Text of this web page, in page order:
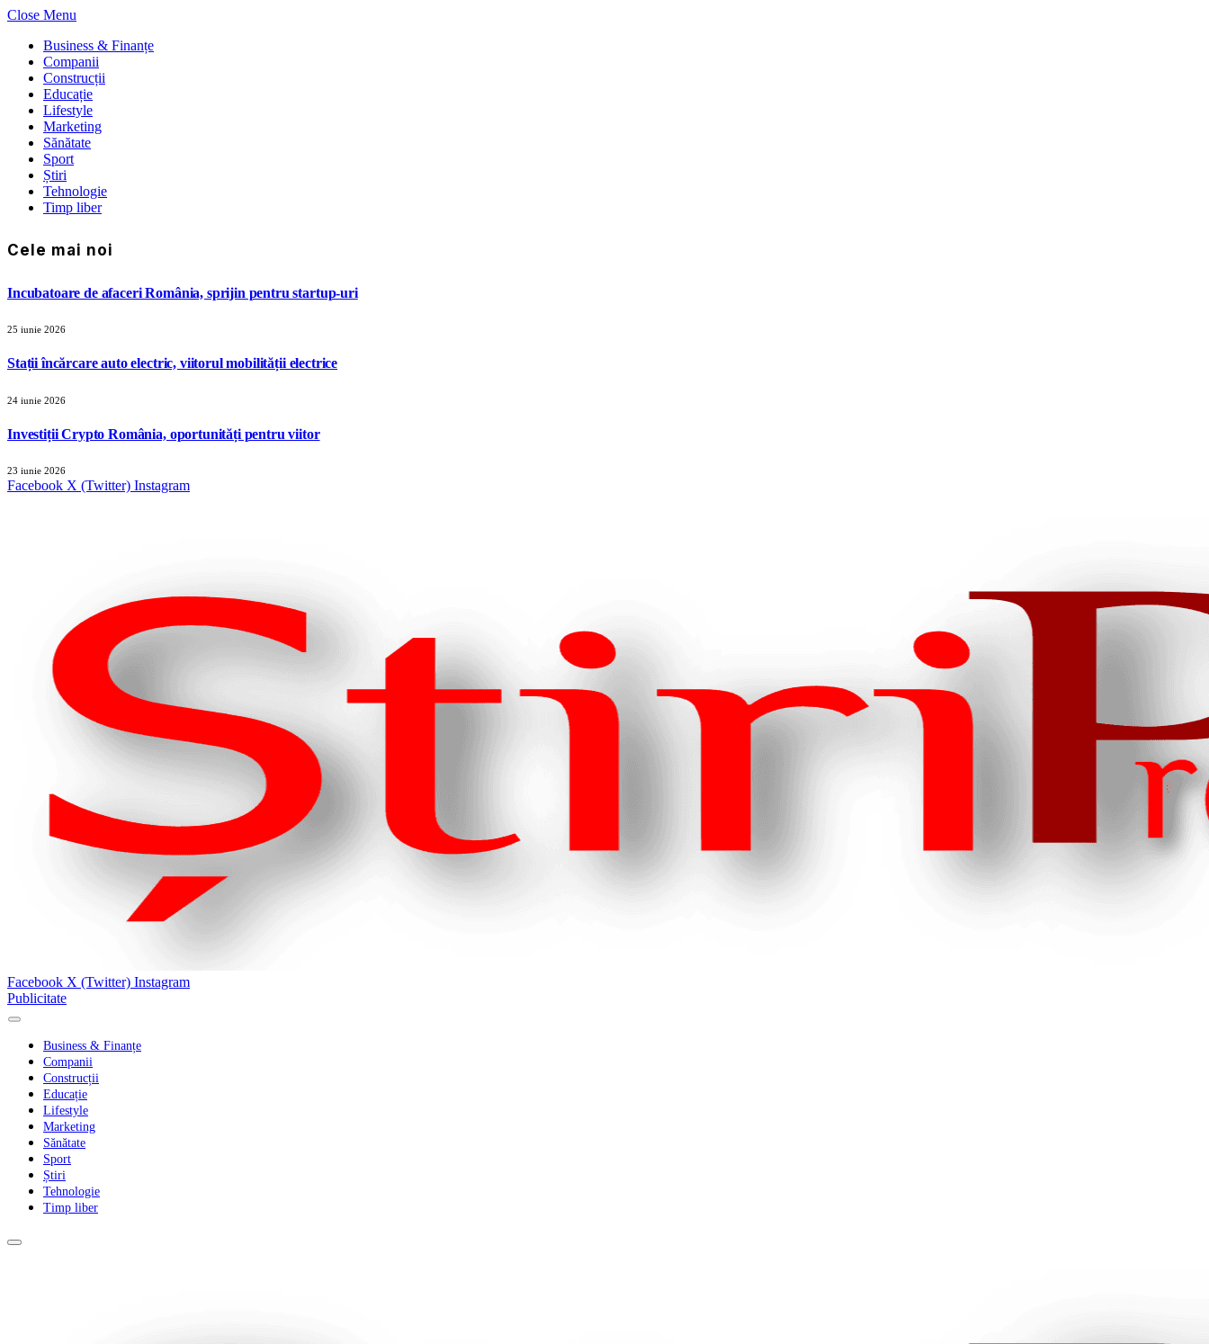
Close Menu
Business & Finanțe
Companii
Construcții
Educație
Lifestyle
Marketing
Sănătate
Sport
Știri
Tehnologie
Timp liber
Cele mai noi
Incubatoare de afaceri România, sprijin pentru startup-uri
25 iunie 2026
Stații încărcare auto electric, viitorul mobilității electrice
24 iunie 2026
Investiții Crypto România, oportunități pentru viitor
23 iunie 2026
Facebook X (Twitter) Instagram
Facebook X (Twitter) Instagram
Publicitate
Business & Finanțe
Companii
Construcții
Educație
Lifestyle
Marketing
Sănătate
Sport
Știri
Tehnologie
Timp liber